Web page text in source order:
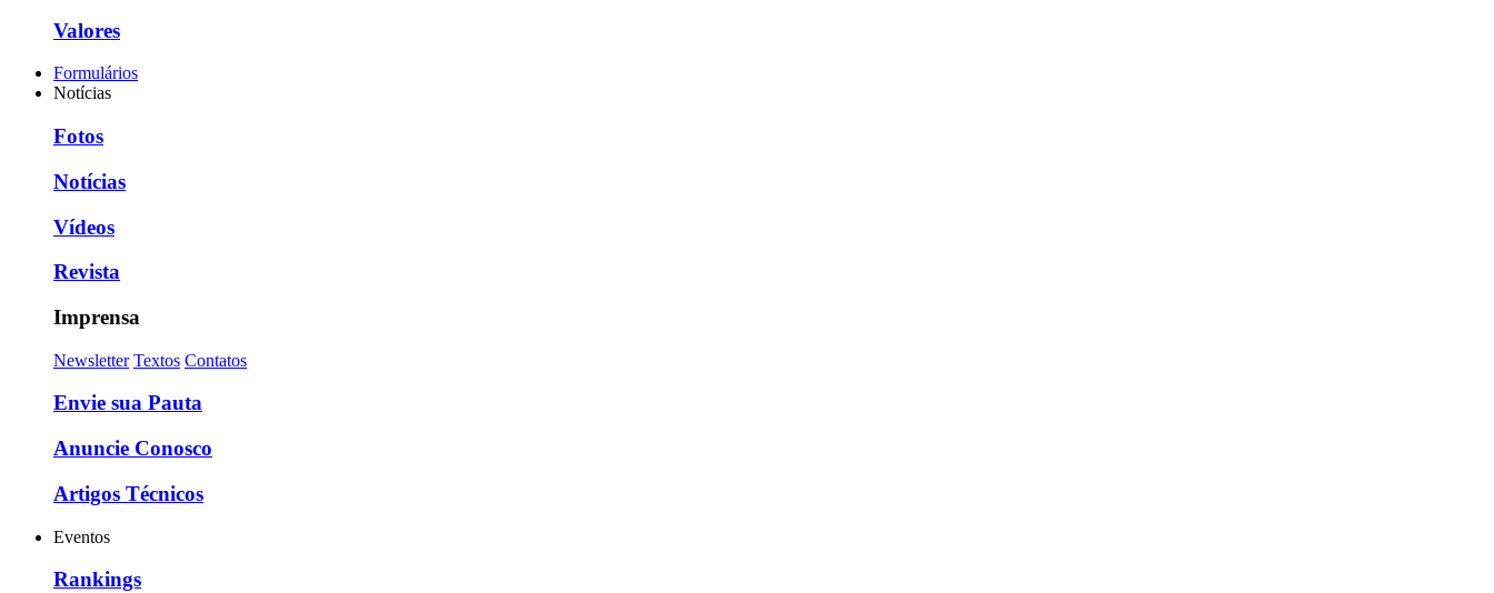
Valores
Formulários
Notícias
Fotos
Notícias
Vídeos
Revista
Imprensa
Newsletter Textos Contatos
Envie sua Pauta
Anuncie Conosco
Artigos Técnicos
Eventos
Rankings